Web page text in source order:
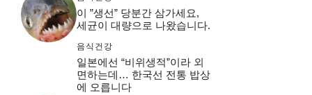
이 ”생선” 당분간 삼가세요,
세균이 대량으로 나왔습니다.
음식건강
일본에선 “비위생적”이라 외
면하는데… 한국선 전통 밥상
에 오릅니다